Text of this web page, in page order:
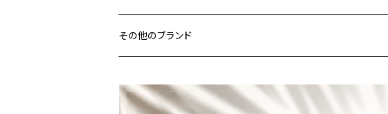
その他のブランド